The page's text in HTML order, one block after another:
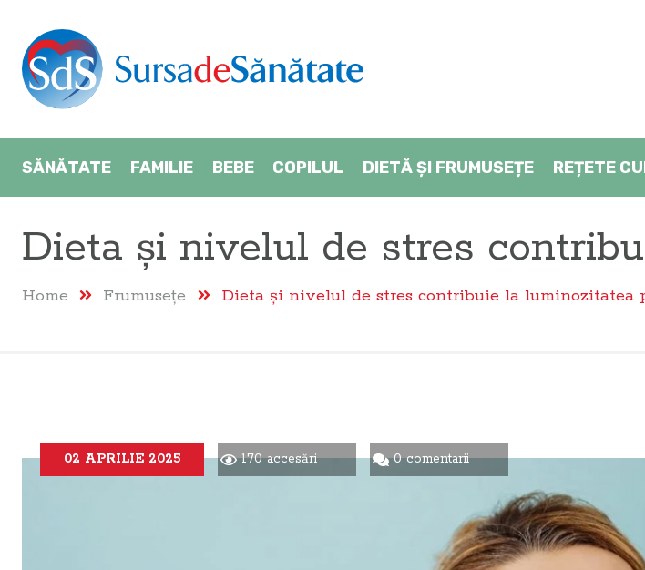
SĂNĂTATE FAMILIE BEBE COPILUL DIETĂ ŞI FRUMUSEȚE REȚETE
Dieta şi nivelul de stres
Home Frumuseţe Dieta şi nivelul de stres contribuie la luminozitatea
02 APRILIE 2025 170 accesări 0 comentarii